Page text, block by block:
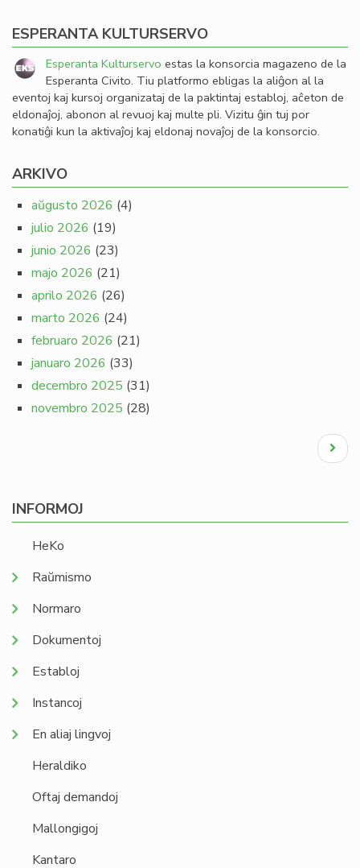
ESPERANTA KULTURSERVO
Esperanta Kulturservo estas la konsorcia magazeno de la
Esperanta Civito. Tiu platformo ebligas la aliĝon al la
eventoj kaj kursoj organizataj de la paktintaj establoj, aĉeton de
eldonaĵoj, abonon al revuoj kaj multe pli. Vizitu ĝin tuj por
konatiĝi kun la aktivaĵoj kaj eldonaj novaĵoj de la konsorcio.
ARKIVO
aŭgusto 2026 (4)
julio 2026 (19)
junio 2026 (23)
majo 2026 (21)
aprilo 2026 (26)
marto 2026 (24)
februaro 2026 (21)
januaro 2026 (33)
decembro 2025 (31)
novembro 2025 (28)
Next
page
INFORMOJ
HeKo
Raŭmismo
Normaro
Dokumentoj
Establoj
Instancoj
En aliaj lingvoj
Heraldiko
Oftaj demandoj
Mallongigoj
Kantaro